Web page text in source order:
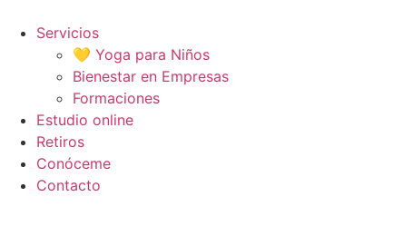
contenido
Servicios
💛 Yoga para Niños
Bienestar en Empresas
Formaciones
Estudio online
Retiros
Conóceme
Contacto